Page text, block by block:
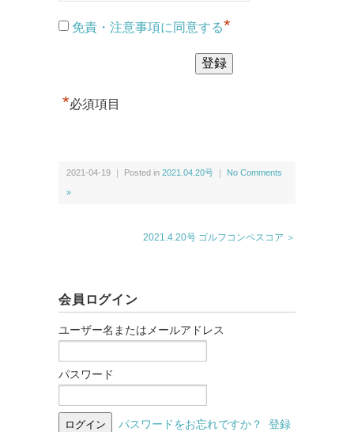
免責・注意事項に同意する*
*必須項目
2021-04-19 ｜ Posted in 2021.04.20号 No Comments
»
2021.4.20号 ゴルフコンペスコア ＞
会員ログイン
ユーザー名またはメールアドレス
パスワード
パスワードをお忘れですか？ 登録